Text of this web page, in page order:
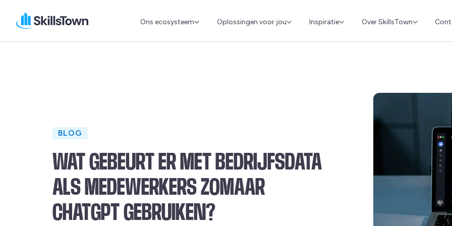
Ons ecosysteem Oplossingen voor jou Inspiratie Over SkillsTown
BLOG
WAT GEBEURT ER MET BEDRIJFSDATA
ALS MEDEWERKERS ZOMAAR
CHATGPT GEBRUIKEN?